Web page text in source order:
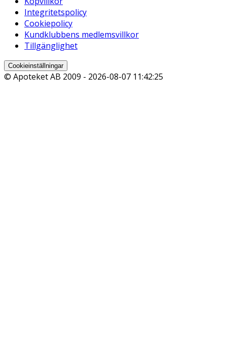
Integritetspolicy
Cookiepolicy
Kundklubbens medlemsvillkor
Tillgänglighet
Cookieinställningar
© Apoteket AB 2009 - 2026-08-07 11:42:25